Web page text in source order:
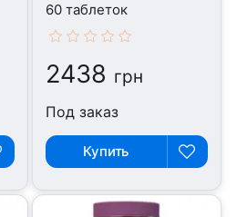
60 таблеток
2438 грн
Под заказ
Купить